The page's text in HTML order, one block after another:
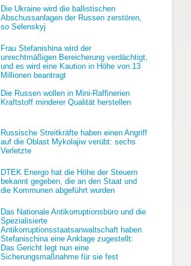
Die Ukraine wird die ballistischen
Abschussanlagen der Russen zerstören,
so Selenskyj
Frau Stefanishina wird der
unrechtmäßigen Bereicherung verdächtigt,
und es wird eine Kaution in Höhe von 13
Millionen beantragt
Die Russen wollen in Mini-Raffinerien
Kraftstoff minderer Qualität herstellen
Russische Streitkräfte haben einen Angriff
auf die Oblast Mykolajiw verübt: sechs
Verletzte
DTEK Energo hat die Höhe der Steuern
bekannt gegeben, die an den Staat und
die Kommunen abgeführt wurden
Das Nationale Antikorruptionsbüro und die
Spezialisierte
Antikorruptionsstaatsanwaltschaft haben
Stefanischina eine Anklage zugestellt:
Das Gericht legt nun eine
Sicherungsmaßnahme für sie fest